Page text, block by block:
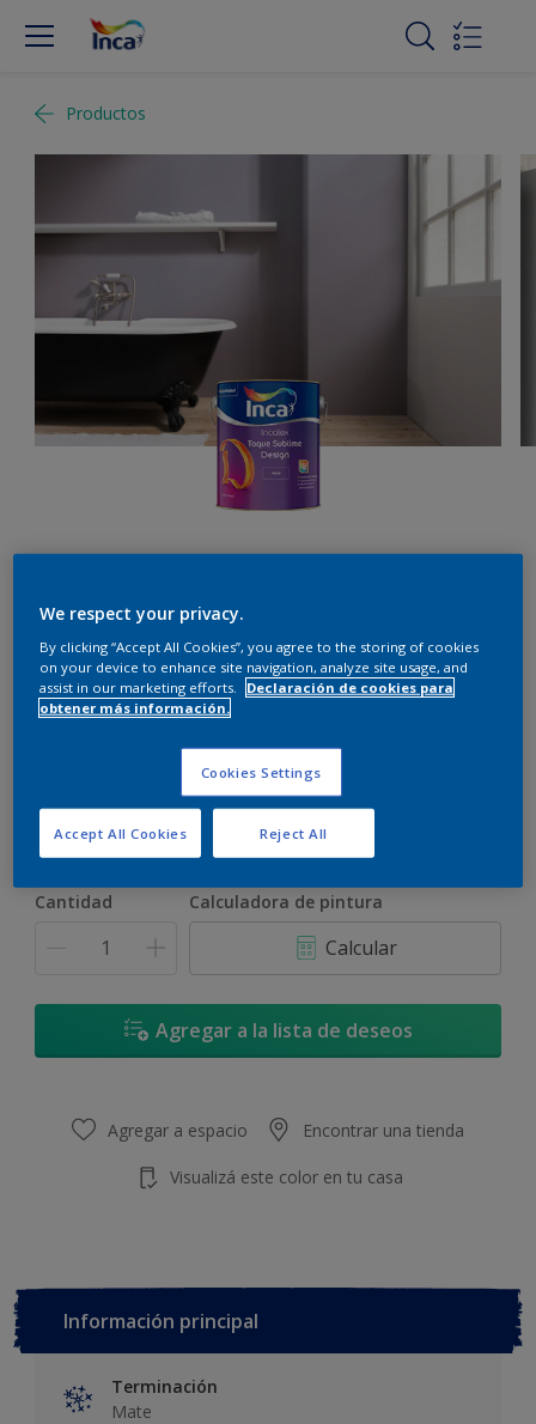
Productos
Lago Brumoso - 10RB 53/115
900 ML 3,6 L
Cantidad Calculadora de pintura
Calcular
Agregar a la lista de deseos
Agregar a espacio Encontrar una tienda
Visualizá este color en tu casa
Información principal
Terminación
Mate
We respect your privacy.
By clicking “Accept All Cookies”, you agree to the storing of cookies
on your device to enhance site navigation, analyze site usage, and
assist in our marketing efforts.
Declaración de cookies para
obtener más información.
Cookies Settings
Reject All
Accept All Cookies